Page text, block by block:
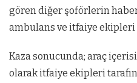
gören diğer şoförlerin
ambulans ve itfaiye ekipleri
Kaza sonucunda; araç
olarak itfaiye ekipleri